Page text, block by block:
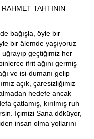
TAHTININ
bağışla, öyle bir
bir âlemde yaşıyoruz
geçtiğimiz her
ifrit ağını germiş
ve isi-dumanı gelip
açık, çaresizliğimiz
hedefe ancak
çatlamış, kırılmış ruh
İçimizi Sana döküyor,
insan olma yollarını